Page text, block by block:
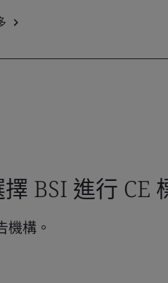
BSI 進行 CE
機構。